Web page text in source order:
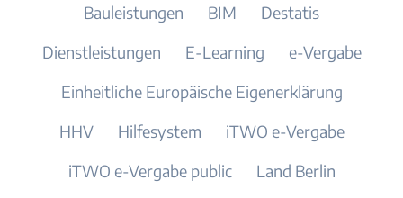
Bauleistungen
BIM
Destatis
Dienstleistungen
E-Learning
e-Vergabe
Einheitliche Europäische Eigenerklärung
HHV
Hilfesystem
iTWO e-Vergabe
iTWO e-Vergabe public
Land Berlin